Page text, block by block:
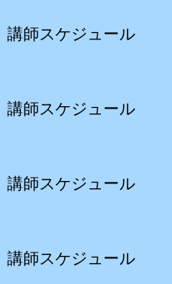
講師スケジュール
講師スケジュール
講師スケジュール
講師スケジュール